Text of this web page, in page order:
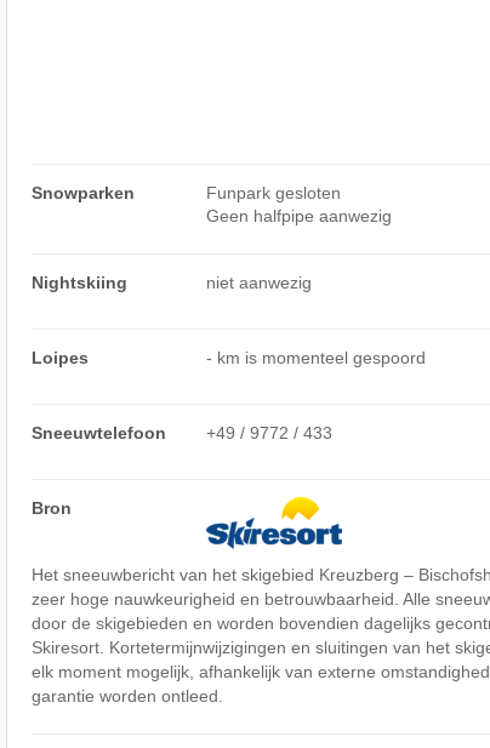
Snowparken
Funpark gesloten
Geen halfpipe aanwezig
Nightskiing niet aanwezig
Loipes - km is momenteel gespoord
Sneeuwtelefoon +49 / 9772 / 433
Bron
Het sneeuwbericht van het skigebied Kreuzberg –
zeer hoge nauwkeurigheid en betrouwbaarheid. Alle
door de skigebieden en worden bovendien dagelijks
Skiresort. Kortetermijnwijzigingen en sluitingen van het
elk moment mogelijk, afhankelijk van externe
garantie worden ontleed.